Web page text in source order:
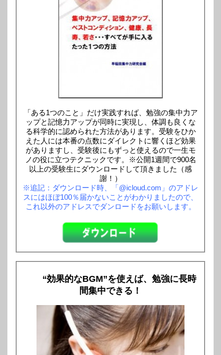
「ある1つのこと」だけ実践すれば、勉強の集中力ア
ップと記憶力アップが同時に実現し、体調も良くな
る科学的に認められた方法があります。受験をひか
えた人には本番の点数にダイレクトに響くほど効果
がありますし、受験後にもずっと使えるので一生モ
ノの役に立つテクニックです。※公開1週間で900名
以上の受験生にダウンロードして頂きました（感
謝！）
※追記：ダウンロード時、「@icloud.com」のアドレ
スにはほぼ100％届かないことがわかりましたので、
これ以外のアドレスでダンロードをお願いします。
“効果的なBGM”を使えば、勉強に長時
間集中できる！